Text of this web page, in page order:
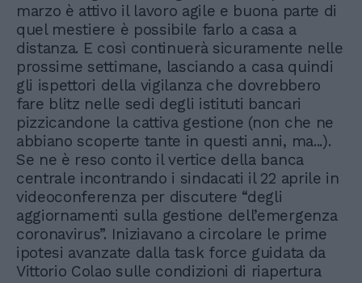
marzo è attivo il lavoro agile e buona parte di
quel mestiere è possibile farlo a casa a
distanza. E così continuerà sicuramente nelle
prossime settimane, lasciando a casa quindi
gli ispettori della vigilanza che dovrebbero
fare blitz nelle sedi degli istituti bancari
pizzicandone la cattiva gestione (non che ne
abbiano scoperte tante in questi anni, ma...).
Se ne è reso conto il vertice della banca
centrale incontrando i sindacati il 22 aprile in
videoconferenza per discutere “degli
aggiornamenti sulla gestione dell’emergenza
coronavirus”. Iniziavano a circolare le prime
ipotesi avanzate dalla task force guidata da
Vittorio Colao sulle condizioni di riapertura